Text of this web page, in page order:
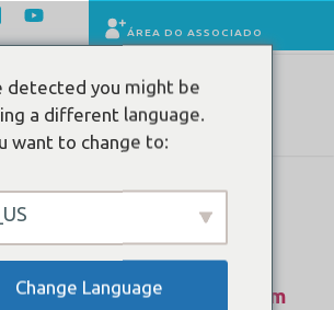
ÁREA DO ASSOCIADO
Não
da série – “Saúde Digital em
detected you might be
a different language.
want to change to:
Change Language